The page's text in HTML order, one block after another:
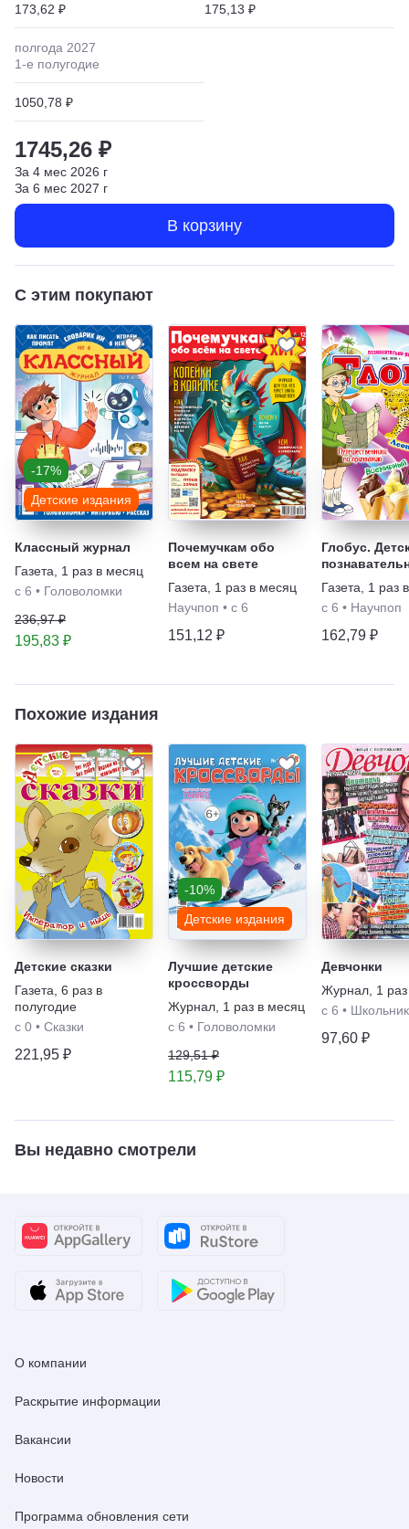
173,62 ₽ 175,13 ₽
полгода 2027
1-е полугодие
1050,78 ₽
1745,26 ₽
За 4 мес 2026 г
За 6 мес 2027 г
В корзину
С этим покупают
-17%
Детские издания
Классный журнал
Газета
1 раз в месяц
с 6 • Головоломки
236,97 ₽
195,83 ₽
Почемучкам обо
всем на свете
Газета
1 раз в месяц
Научпоп • с 6
151,12 ₽
Глобус.
газета
Газета
1 раз
с 6 • Научпоп
162,79 ₽
Похожие издания
Детские сказки
Газета 6 раз в
полугодие
с 0 • Сказки
221,95 ₽
-10%
Детские издания
Лучшие детские
кроссворды
Журнал 1 раз в месяц
с 6 • Головоломки
129,51 ₽
115,79 ₽
Девчонки
Журнал 1
с 6 •
97,60 ₽
Вы недавно смотрели
О компании
Раскрытие информации
Вакансии
Новости
Программа обновления сети